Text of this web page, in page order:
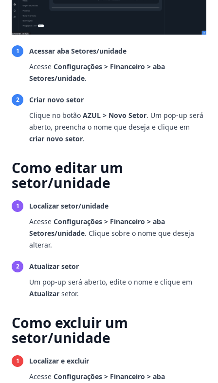
1
Acessar aba Setores/unidade
Acesse Configurações > Financeiro > aba
Setores/unidade.
2
Criar novo setor
Clique no botão AZUL > Novo Setor. Um pop-up será
aberto, preencha o nome que deseja e clique em
criar novo setor.
Como editar um
setor/unidade
1
Localizar setor/unidade
Acesse Configurações > Financeiro > aba
Setores/unidade. Clique sobre o nome que deseja
alterar.
2
Atualizar setor
Um pop-up será aberto, edite o nome e clique em
Atualizar setor.
Como excluir um
setor/unidade
1
Localizar e excluir
Acesse Configurações > Financeiro > aba